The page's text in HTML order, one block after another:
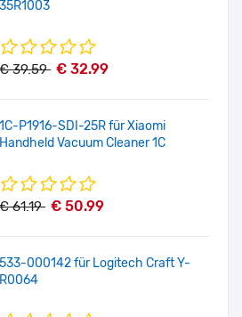
35R1003
€ 39.59 € 32.99
1C-P1916-SDI-25R für Xiaomi
Handheld Vacuum Cleaner 1C
€ 61.19 € 50.99
533-000142 für Logitech Craft Y-
R0064